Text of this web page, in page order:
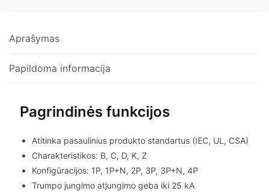
Aprašymas
Papildoma informacija
Pagrindinės funkcijos
Atitinka pasaulinius produkto standartus (IEC, UL, CSA)
Charakteristikos: B, C, D, K, Z
Konfigūracijos: 1P, 1P+N, 2P, 3P, 3P+N, 4P
Trumpo jungimo atjungimo geba iki 25 kA